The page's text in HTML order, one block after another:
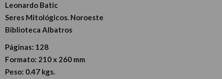
Leonardo Batic
Seres Mitológicos. Noroeste
Biblioteca Albatros
Páginas: 128
Formato: 210 x 260 mm
Peso: 0.47 kgs.